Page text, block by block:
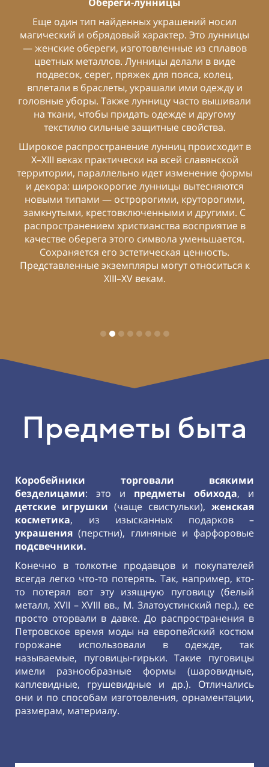
найденных украшений носил
характер. Это лунницы
изготовленные из сплавов
Лунницы делали в виде
пряжек для пояса, колец,
украшали ими одежду и
Также лунницу часто вышивали
придать одежде и другому
защитные свойства.
лунниц происходит в
на всей славянской
идет изменение формы
лунницы вытесняются
— остророгими, круторогими,
и другими. С
христианства восприятие в
этого символа уменьшается.
его эстетическая ценность.
экземпляры могут относиться к
Также среди
браслеты.
датируются
Предметы быта
Коробейники торговали всякими
безделицами: это и предметы обихода, и
детские игрушки (чаще свистульки), женская
косметика, из изысканных подарков –
украшения (перстни), глиняные и фарфоровые
подсвечники.
Конечно в толкотне продавцов и покупателей
всегда легко что-то потерять. Так, например, кто-
то потерял вот эту изящную пуговицу (белый
металл, XVII – XVIII вв., М. Златоустинский пер.), ее
просто оторвали в давке. До распространения в
Петровское время моды на европейский костюм
горожане использовали в одежде, так
называемые, пуговицы-гирьки. Такие пуговицы
имели разнообразные формы (шаровидные,
каплевидные, грушевидные и др.). Отличались
они и по способам изготовления, орнаментации,
размерам, материалу.